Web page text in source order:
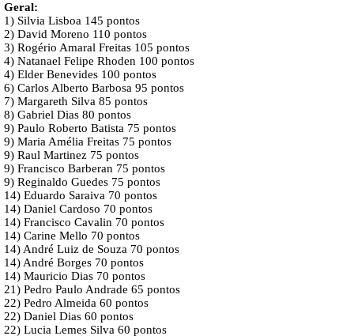
Geral:
1) Silvia Lisboa 145 pontos
2) David Moreno 110 pontos
3) Rogério Amaral Freitas 105 pontos
4) Natanael Felipe Rhoden 100 pontos
4) Elder Benevides 100 pontos
6) Carlos Alberto Barbosa 95 pontos
7) Margareth Silva 85 pontos
8) Gabriel Dias 80 pontos
9) Paulo Roberto Batista 75 pontos
9) Maria Amélia Freitas 75 pontos
9) Raul Martinez 75 pontos
9) Francisco Barberan 75 pontos
9) Reginaldo Guedes 75 pontos
14) Eduardo Saraiva 70 pontos
14) Daniel Cardoso 70 pontos
14) Francisco Cavalin 70 pontos
14) Carine Mello 70 pontos
14) André Luiz de Souza 70 pontos
14) André Borges 70 pontos
14) Mauricio Dias 70 pontos
21) Pedro Paulo Andrade 65 pontos
22) Pedro Almeida 60 pontos
22) Daniel Dias 60 pontos
22) Lucia Lemes Silva 60 pontos